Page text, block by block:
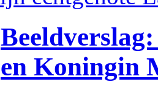
en Koningin